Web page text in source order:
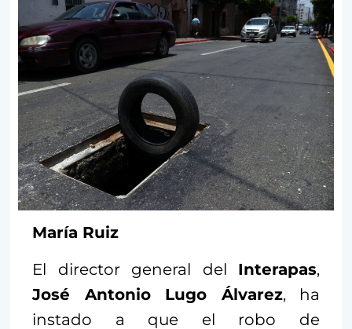
María Ruiz
El director general del Interapas,
José Antonio Lugo Álvarez, ha
instado a que el robo de